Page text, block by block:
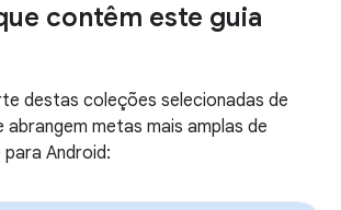
contêm este guia
destas coleções selecionadas de
abrangem metas mais amplas de
Android: